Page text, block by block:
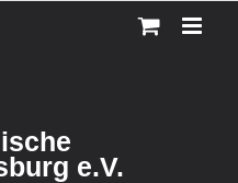
e.V.